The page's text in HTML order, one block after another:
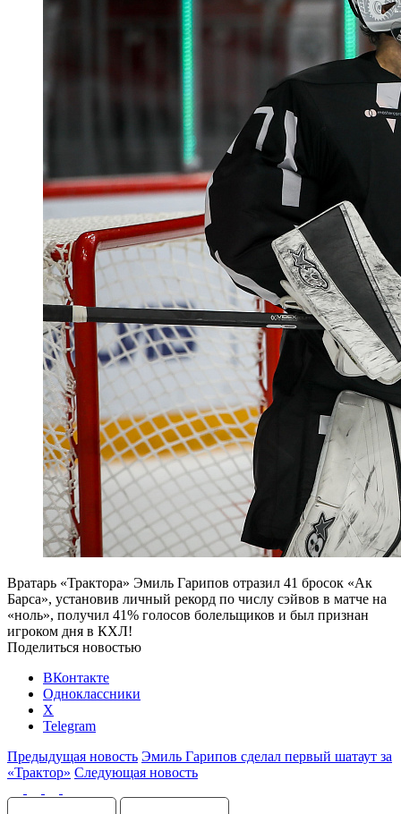
Вратарь «Трактора» Эмиль Гарипов отразил 41 бросок «Ак
Барса», установив личный рекорд по числу сэйвов в матче на
«ноль», получил 41% голосов болельщиков и был признан
игроком дня в КХЛ!
Поделиться новостью
ВКонтакте
Одноклассники
X
Telegram
Предыдущая новость Эмиль Гарипов сделал первый шатаут за
«Трактор» Следующая новость